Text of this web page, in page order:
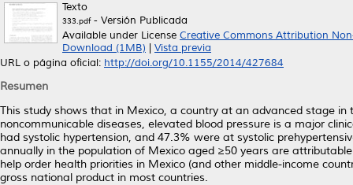
Texto
333.pdf- Versión Publicada
Available under License Creative Commons Attribution
Download (1MB)
Vista previa
URL o página oficial: http://doi.org/10.1155/2014/427684
Resumen
This study shows that in Mexico, a country at an advanced stage
noncommunicable diseases, elevated blood pressure is a major
had systolic hypertension, and 47.3% were at systolic
annually in the population of Mexico aged ≥50 years are
help order health priorities in Mexico (and other middle-income
gross national product in most countries.